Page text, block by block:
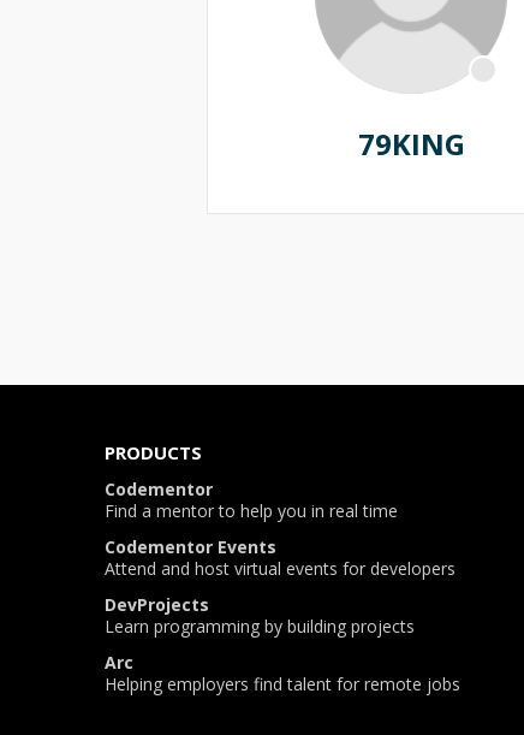
79KING
PRODUCTS
Codementor
Find a mentor to help you in real time
Codementor Events
Attend and host virtual events for developers
DevProjects
Learn programming by building projects
Arc
Helping employers find talent for remote jobs